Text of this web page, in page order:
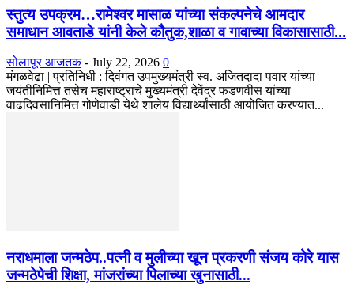
स्तुत्य उपक्रम…रामेश्वर मासाळ यांच्या संकल्पनेचे आमदार
समाधान आवताडे यांनी केले कौतुक,शाळा व गावाच्या विकासासाठी...
सोलापूर आजतक - July 22, 2026 0
मंगळवेढा | प्रतिनिधी : दिवंगत उपमुख्यमंत्री स्व. अजितदादा पवार यांच्या
जयंतीनिमित्त तसेच महाराष्ट्राचे मुख्यमंत्री देवेंद्र फडणवीस यांच्या
वाढदिवसानिमित्त गोणेवाडी येथे शालेय विद्यार्थ्यांसाठी आयोजित करण्यात...
नराधमाला जन्मठेप..पत्नी व मुलीच्या खून प्रकरणी संजय कोरे यास
जन्मठेपेची शिक्षा, मांजरांच्या पिलाच्या खुनासाठी...